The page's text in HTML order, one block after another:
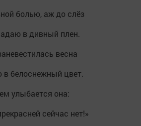
болью, аж до слёз
в дивный плен.
весна
в белоснежный цвет.
улыбается она:
сейчас нет!»